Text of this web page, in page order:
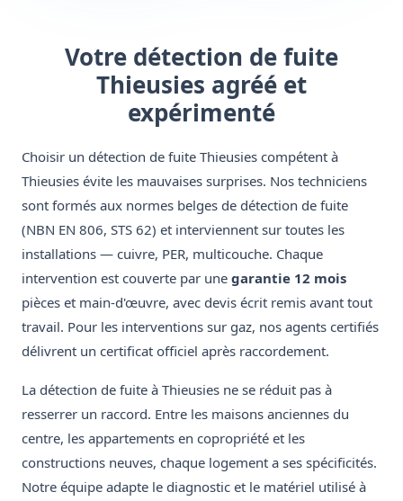
Votre détection de fuite
Thieusies agréé et
expérimenté
Choisir un détection de fuite Thieusies compétent à
Thieusies évite les mauvaises surprises. Nos techniciens
sont formés aux normes belges de détection de fuite
(NBN EN 806, STS 62) et interviennent sur toutes les
installations — cuivre, PER, multicouche. Chaque
intervention est couverte par une garantie 12 mois
pièces et main-d'œuvre, avec devis écrit remis avant tout
travail. Pour les interventions sur gaz, nos agents certifiés
délivrent un certificat officiel après raccordement.
La détection de fuite à Thieusies ne se réduit pas à
resserrer un raccord. Entre les maisons anciennes du
centre, les appartements en copropriété et les
constructions neuves, chaque logement a ses spécificités.
Notre équipe adapte le diagnostic et le matériel utilisé à